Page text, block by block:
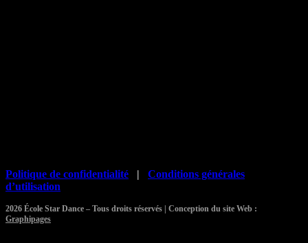
Politique de confidentialité | Conditions générales
d’utilisation
2026 École Star Dance – Tous droits réservés | Conception du site Web :
Graphipages